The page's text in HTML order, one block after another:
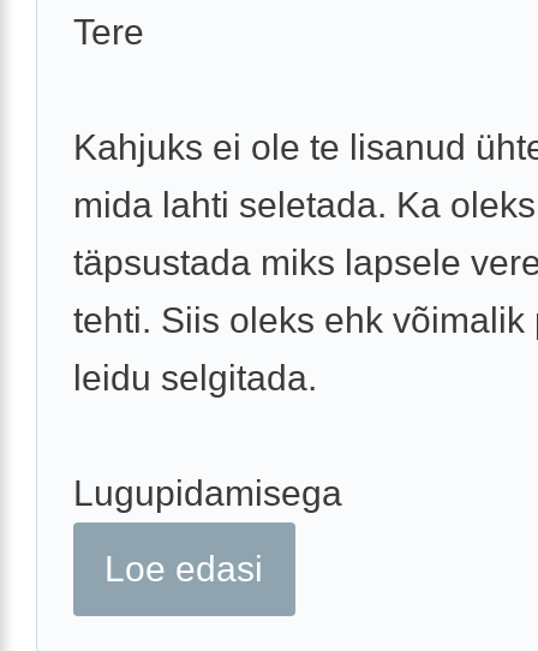
Tere
Kahjuks ei ole te lisanud
mida lahti seletada. Ka
täpsustada miks lapsele
tehti. Siis oleks ehk võimalik
leidu selgitada.
Lugupidamisega
Loe edasi